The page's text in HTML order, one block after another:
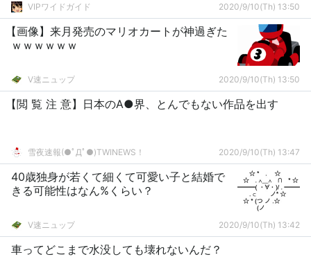
VIPワイドガイド 2020/9/10(Th) 13:50
【画像】来月発売のマリオカートが神過ぎた
ｗｗｗｗｗｗ
V速ニュップ 2020/9/10(Th) 13:50
【閲 覧 注 意】日本のA●界、とんでもない作品を出す
雪夜速報(●ﾟДﾟ●)TWINEWS！ 2020/9/10(Th) 13:47
40歳独身が若くて細くて可愛い子と結婚で
きる可能性はなん%くらい？
V速ニュップ 2020/9/10(Th) 13:42
車ってどこまで水没しても壊れないんだ？